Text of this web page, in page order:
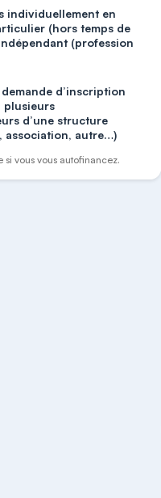
individuellement en
(hors temps de
(profession
d’inscription
plusieurs
d’une structure
association, autre…)
vous vous autofinancez.